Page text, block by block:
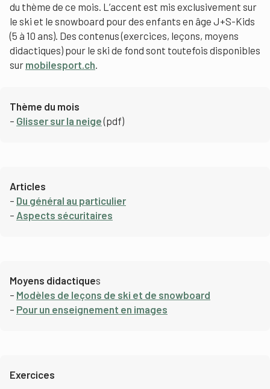
du thème de ce mois. L’accent est mis exclusivement sur
le ski et le snowboard pour des enfants en âge J+S-Kids
(5 à 10 ans). Des contenus (exercices, leçons, moyens
didactiques) pour le ski de fond sont toutefois disponibles
sur mobilesport.ch.
Thème du mois
– Glisser sur la neige(pdf)
Articles
– Du général au particulier
– Aspects sécuritaires
Moyens didactiques
– Modèles de leçons de ski et de snowboard
– Pour un enseignement en images
Exercices